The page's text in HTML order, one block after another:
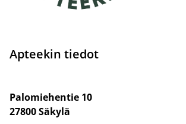
Apteekin tiedot
Palomiehentie 10
27800 Säkylä